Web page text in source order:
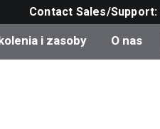
Contact Sales/Support:
i zasoby O nas